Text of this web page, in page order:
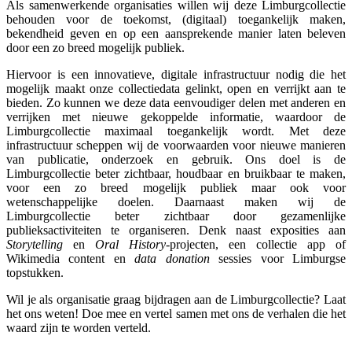
Als samenwerkende organisaties willen wij deze Limburgcollectie
behouden voor de toekomst, (digitaal) toegankelijk maken,
bekendheid geven en op een aansprekende manier laten beleven
door een zo breed mogelijk publiek.
Hiervoor is een innovatieve, digitale infrastructuur nodig die het
mogelijk maakt onze collectiedata gelinkt, open en verrijkt aan te
bieden. Zo kunnen we deze data eenvoudiger delen met anderen en
verrijken met nieuwe gekoppelde informatie, waardoor de
Limburgcollectie maximaal toegankelijk wordt. Met deze
infrastructuur scheppen wij de voorwaarden voor nieuwe manieren
van publicatie, onderzoek en gebruik. Ons doel is de
Limburgcollectie beter zichtbaar, houdbaar en bruikbaar te maken,
voor een zo breed mogelijk publiek maar ook voor
wetenschappelijke doelen. Daarnaast maken wij de
Limburgcollectie beter zichtbaar door gezamenlijke
publieksactiviteiten te organiseren. Denk naast exposities aan
Storytelling en Oral History-projecten, een collectie app of
Wikimedia content endata donationsessies voor Limburgse
topstukken.
Wil je als organisatie graag bijdragen aan de Limburgcollectie? Laat
het ons weten! Doe mee en vertel samen met ons de verhalen die het
waard zijn te worden verteld.